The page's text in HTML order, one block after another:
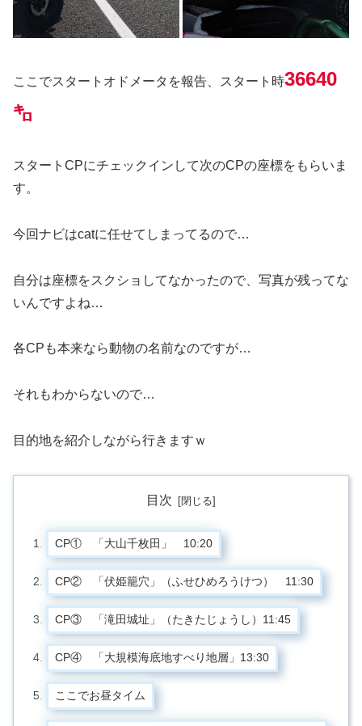
ここでスタートオドメータを報告、スタート時36640
㌔
スタートCPにチェックインして次のCPの座標をもらいま
す。
今回ナビはcatに任せてしまってるので…
自分は座標をスクショしてなかったので、写真が残ってな
いんですよね…
各CPも本来なら動物の名前なのですが…
それもわからないので…
目的地を紹介しながら行きますｗ
目次
CP① 「大山千枚田」 10:20
CP② 「伏姫籠穴」（ふせひめろうけつ） 11:30
CP③ 「滝田城址」（たきたじょうし）11:45
CP④ 「大規模海底地すべり地層」13:30
ここでお昼タイム